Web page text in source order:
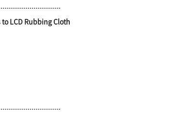
LCD Rubbing Cloth